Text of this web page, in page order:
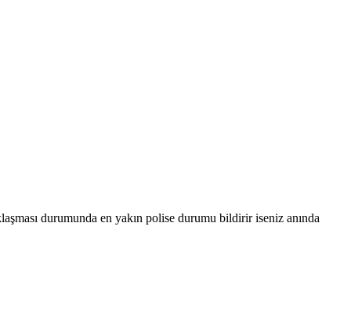
durumunda en yakın polise durumu bildirir iseniz anında